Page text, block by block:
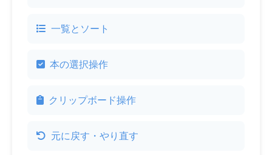
一覧とソート
本の選択操作
クリップボード操作
元に戻す・やり直す